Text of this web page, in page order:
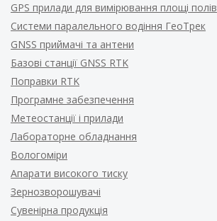
GPS прилади для вимірювання площі полів
Системи паралельного водіння ГеоТрек
GNSS приймачі та антени
Базові станції GNSS RTK
Поправки RTK
Програмне забезпечення
Метеостанції і прилади
Лабораторне обладнання
Вологоміри
Апарати високого тиску
Зернозворошувачі
Сувенірна продукція